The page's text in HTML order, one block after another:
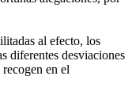
al efecto, los
diferentes desviaciones
en el